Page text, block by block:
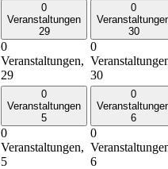
0
Veranstaltungen
29
0
Veranstaltungen,
29
0
30
0
30
0
Veranstaltungen
5
0
Veranstaltungen,
5
0
6
0
6